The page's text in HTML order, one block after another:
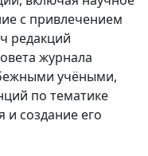
с привлечением
редакций
журнала
учёными,
по тематике
и создание его